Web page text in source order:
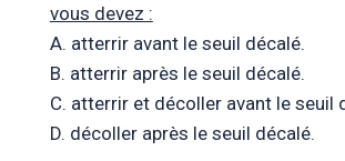
vous devez :
A. atterrir avant le seuil décalé.
B. atterrir après le seuil décalé.
C. atterrir et décoller avant le seuil
D. décoller après le seuil décalé.